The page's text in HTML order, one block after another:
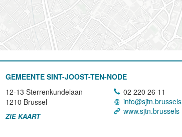
GEMEENTE SINT-JOOST-TEN-NODE
12-13 Sterrenkundelaan
1210 Brussel
ZIE KAART
02 220 26 11
info@sjtn.brussels
www.sjtn.brussels